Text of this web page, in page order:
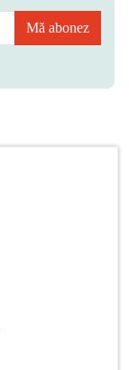
Mă abonez